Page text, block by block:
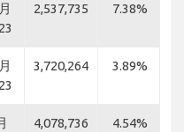
2,537,735 7.38%
3,720,264 3.89%
4,078,736 4.54%